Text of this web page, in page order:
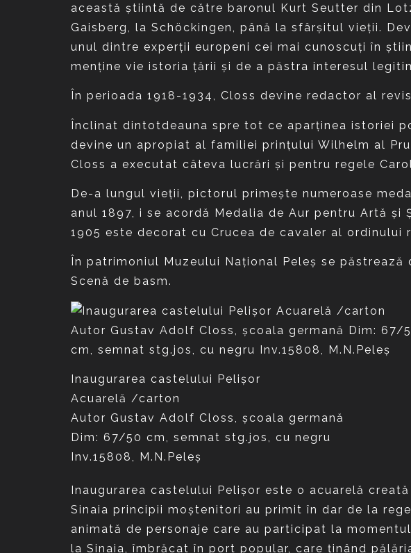
această ştiintă de către baronul Kurt Seutter din
Gaisberg, la Schöckingen, până la sfârşitul vieţii.
unul dintre experţii europeni cei mai cunoscuţi în
menţine vie istoria ţării şi de a păstra interesul
În perioada 1918-1934, Closs devine redactor al
Înclinat dintotdeauna spre tot ce aparţinea istoriei
devine un apropiat al familiei prinţului Wilhelm al
Closs a executat câteva lucrări şi pentru regele
De-a lungul vieţii, pictorul primeşte numeroase
anul 1897, i se acordă Medalia de Aur pentru Artă
1905 este decorat cu Crucea de cavaler al ordinului
În patrimoniul Muzeului Naţional Peleş se
Scenă de basm.
Inaugurarea castelului Pelişor
Acuarelă /carton
Autor Gustav Adolf Closs, şcoala germană
Dim: 67/50 cm, semnat stg.jos, cu negru
Inv.15808, M.N.Peleş
Inaugurarea castelului Pelişor este o acuarelă
Sinaia principii moştenitori au primit în dar de la
animată de personaje care au participat la
la Sinaia, îmbrăcat în port popular, care ţinând